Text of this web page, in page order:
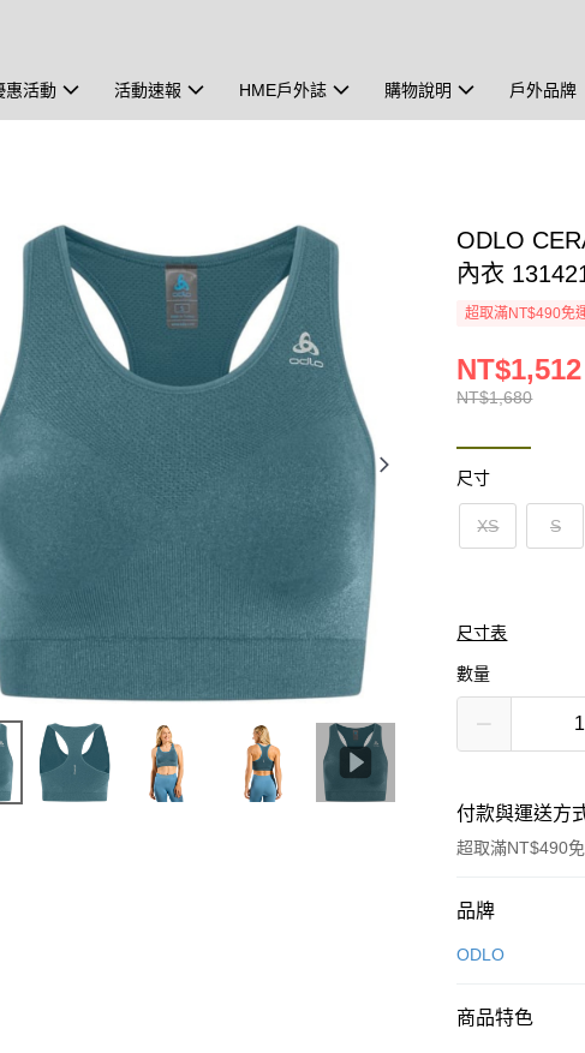
惠活動 活動速報 HME戶外誌 購物說明 戶外品牌
ODLO
內衣
超取滿NT$490免
NT$1,680
NT$1,512
尺寸
XS S
尺寸表
數量
付款與運送方
超取滿NT$490
付款方式
信用卡一次付款
品牌
ODLO
商品特色